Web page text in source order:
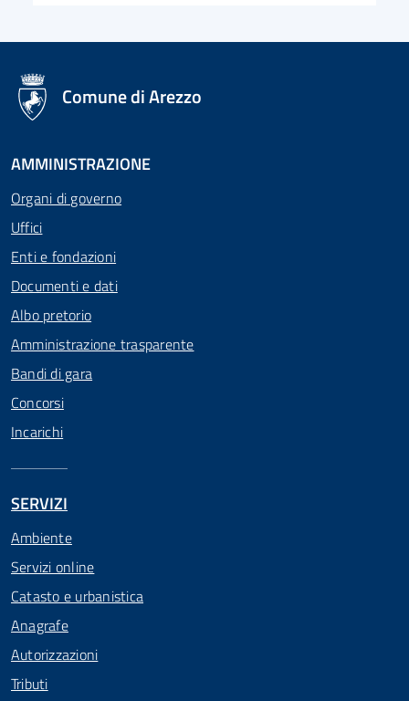
logo Unione Europea
Comune di Arezzo
AMMINISTRAZIONE
Organi di governo
Uffici
Enti e fondazioni
Documenti e dati
Albo pretorio
Amministrazione trasparente
Bandi di gara
Concorsi
Incarichi
SERVIZI
Ambiente
Servizi online
Catasto e urbanistica
Anagrafe
Autorizzazioni
Tributi